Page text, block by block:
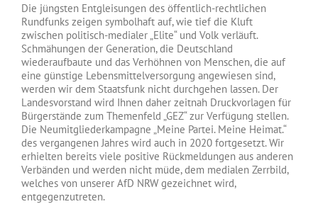
Die jüngsten Entgleisungen des öffentlich-rechtlichen
Rundfunks zeigen symbolhaft auf, wie tief die Kluft
zwischen politisch-medialer „Elite“ und Volk verläuft.
Schmähungen der Generation, die Deutschland
wiederaufbaute und das Verhöhnen von Menschen, die auf
eine günstige Lebensmittelversorgung angewiesen sind,
werden wir dem Staatsfunk nicht durchgehen lassen. Der
Landesvorstand wird Ihnen daher zeitnah Druckvorlagen für
Bürgerstände zum Themenfeld „GEZ“ zur Verfügung stellen.
Die Neumitgliederkampagne „Meine Partei. Meine Heimat.“
des vergangenen Jahres wird auch in 2020 fortgesetzt. Wir
erhielten bereits viele positive Rückmeldungen aus anderen
Verbänden und werden nicht müde, dem medialen Zerrbild,
welches von unserer AfD NRW gezeichnet wird,
entgegenzutreten.